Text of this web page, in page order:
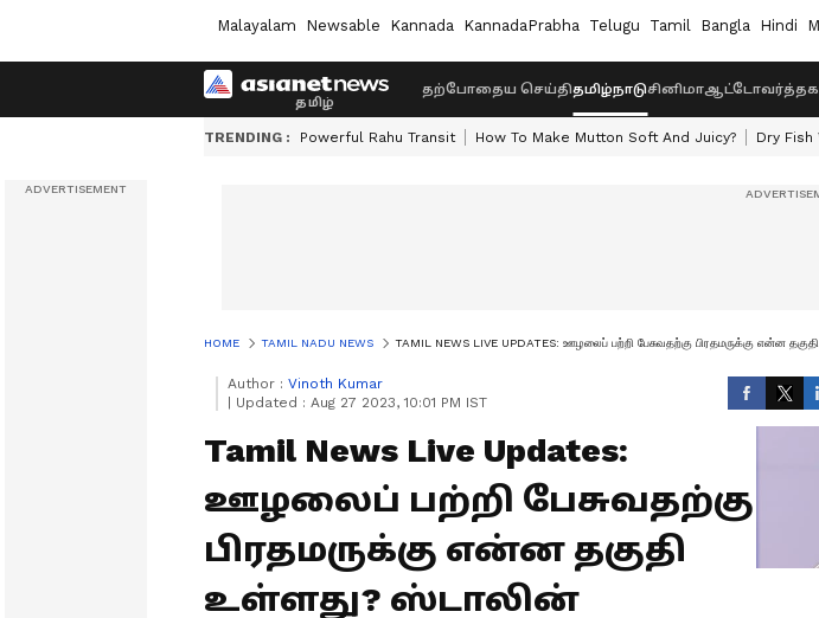
Malayalam Newsable Kannada KannadaPrabha Telugu Tamil Bangla Hindi
தற்போதைய செய்திதமிழ்நாடுசினிமாஆட்டோ
TRENDING : Powerful Rahu Transit How To Make Mutton Soft And Juicy? Dry Fish
HOME TAMIL NADU NEWS TAMIL NEWS LIVE UPDATES: ஊழலைப் பற்றி பேசுவதற்கு பிரதமருக்கு என்ன
Author : Vinoth Kumar
Updated : Aug 27 2023, 10:01 PM IST
Tamil News Live Updates:
ஊழலைப் பற்றி பேசுவதற்கு
பிரதமருக்கு என்ன தகுதி
உள்ளது? ஸ்டாலின்